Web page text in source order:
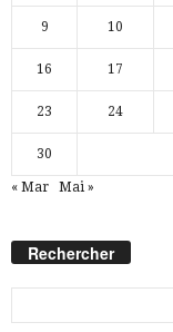
9 10
16 17
23 24
30
« Mar Mai »
Rechercher